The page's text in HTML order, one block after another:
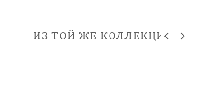
ИЗ ТОЙ ЖЕ КОЛЛЕКЦИИ